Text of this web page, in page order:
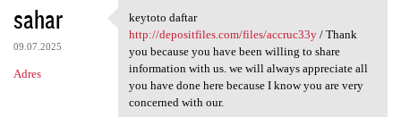
sahar
09.07.2025
Adres
keytoto daftar http:/
keytoto daftar
http://depositfiles.com/files/accruc33y/ Thank
you because you have been willing to share
information with us. we will always appreciate all
you have done here because I know you are very
concerned with our.